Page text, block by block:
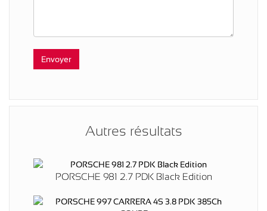
Autres résultats
PORSCHE 981 2.7 PDK Black Edition